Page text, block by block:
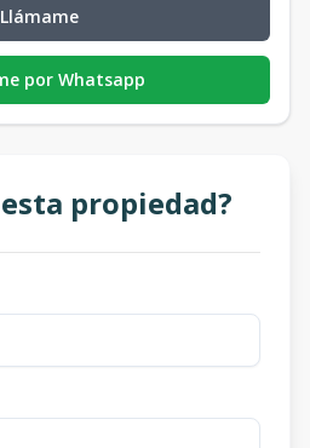
Llámame
por Whatsapp
propiedad?